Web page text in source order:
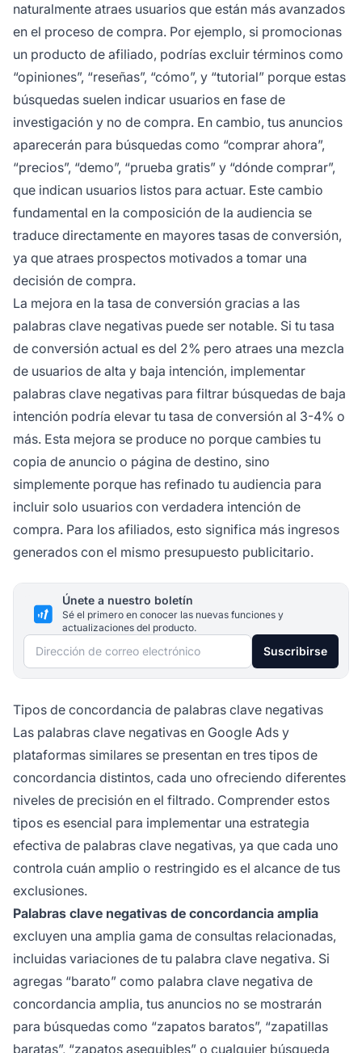
naturalmente atraes usuarios que están más avanzados
en el proceso de compra. Por ejemplo, si promocionas
un producto de afiliado, podrías excluir términos como
“opiniones”, “reseñas”, “cómo”, y “tutorial” porque estas
búsquedas suelen indicar usuarios en fase de
investigación y no de compra. En cambio, tus anuncios
aparecerán para búsquedas como “comprar ahora”,
“precios”, “demo”, “prueba gratis” y “dónde comprar”,
que indican usuarios listos para actuar. Este cambio
fundamental en la composición de la audiencia se
traduce directamente en mayores tasas de conversión,
ya que atraes prospectos motivados a tomar una
decisión de compra.
La mejora en la tasa de conversión gracias a las
palabras clave negativas puede ser notable. Si tu tasa
de conversión actual es del 2% pero atraes una mezcla
de usuarios de alta y baja intención, implementar
palabras clave negativas para filtrar búsquedas de baja
intención podría elevar tu tasa de conversión al 3-4% o
más. Esta mejora se produce no porque cambies tu
copia de anuncio o página de destino, sino
simplemente porque has refinado tu audiencia para
incluir solo usuarios con verdadera intención de
compra. Para los afiliados, esto significa más ingresos
generados con el mismo presupuesto publicitario.
Únete a nuestro boletín
Sé el primero en conocer las nuevas funciones y
actualizaciones del producto.
Dirección de correo electrónico Suscribirse
Tipos de concordancia de palabras clave negativas
Las palabras clave negativas en Google Ads y
plataformas similares se presentan en tres tipos de
concordancia distintos, cada uno ofreciendo diferentes
niveles de precisión en el filtrado. Comprender estos
tipos es esencial para implementar una estrategia
efectiva de palabras clave negativas, ya que cada uno
controla cuán amplio o restringido es el alcance de tus
exclusiones.
Palabras clave negativas de concordancia amplia
excluyen una amplia gama de consultas relacionadas,
incluidas variaciones de tu palabra clave negativa. Si
agregas “barato” como palabra clave negativa de
concordancia amplia, tus anuncios no se mostrarán
para búsquedas como “zapatos baratos”, “zapatillas
baratas”, “zapatos asequibles” o cualquier búsqueda